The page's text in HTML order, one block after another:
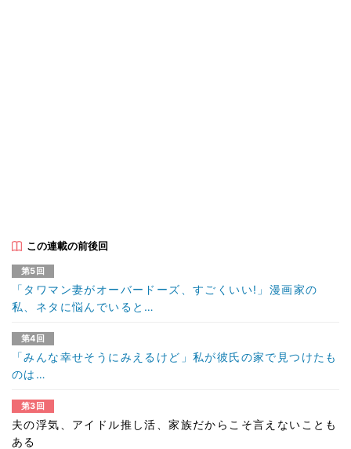
この連載の前後回
第5回
「タワマン妻がオーバードーズ、すごくいい!」漫画家の
私、ネタに悩んでいると…
第4回
「みんな幸せそうにみえるけど」私が彼氏の家で見つけたも
のは…
第3回
夫の浮気、アイドル推し活、家族だからこそ言えないことも
ある